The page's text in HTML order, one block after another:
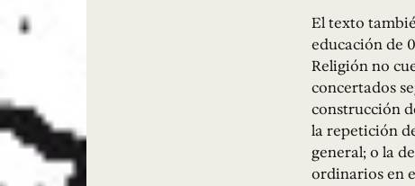
El texto
educación de
Religión no
concertados
construcción
la repetición
general; o la
ordinarios en